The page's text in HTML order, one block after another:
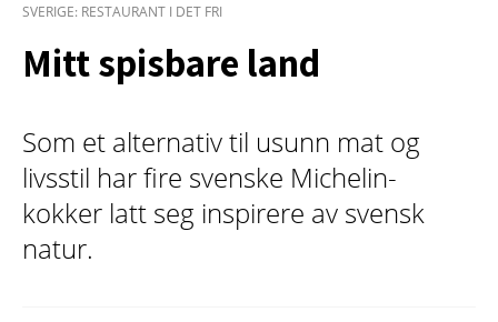
SVERIGE: RESTAURANT I DET FRI
Mitt spisbare land
Som et alternativ til usunn mat og
livsstil har fire svenske Michelin-
kokker latt seg inspirere av svensk
natur.